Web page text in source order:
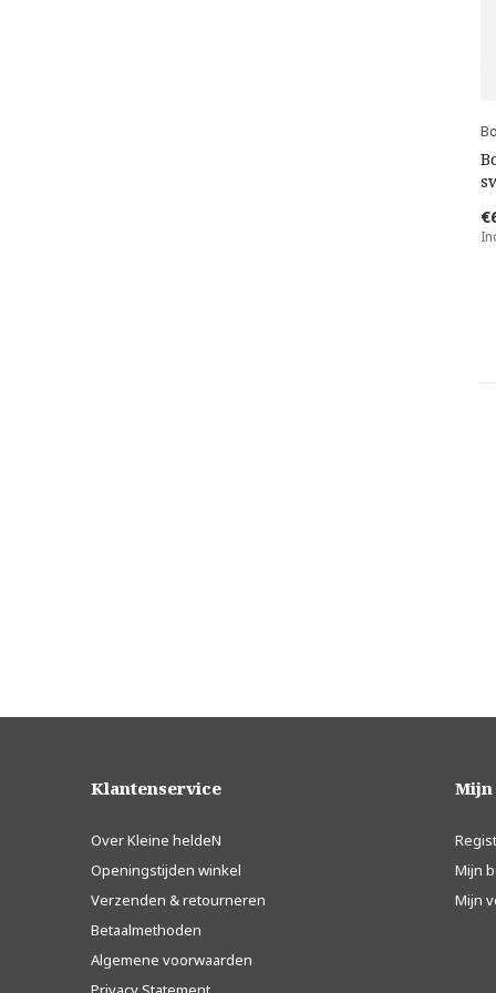
Klantenservice
Over Kleine heldeN
Openingstijden winkel
Verzenden & retourneren
Betaalmethoden
Algemene voorwaarden
Mijn
Mijn
Mijn